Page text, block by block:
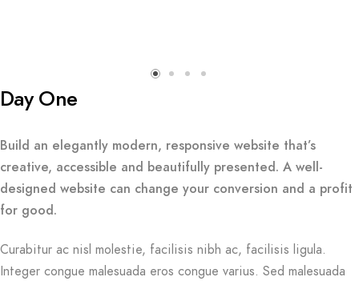
Day One
Build an elegantly modern, responsive website that’s
creative, accessible and beautifully presented. A well-
designed website can change your conversion and a profit
for good.
Curabitur ac nisl molestie, facilisis nibh ac, facilisis ligula.
Integer congue malesuada eros congue varius. Sed malesuada